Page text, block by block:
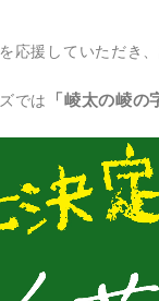
応援していただき
では 「崚太の崚の